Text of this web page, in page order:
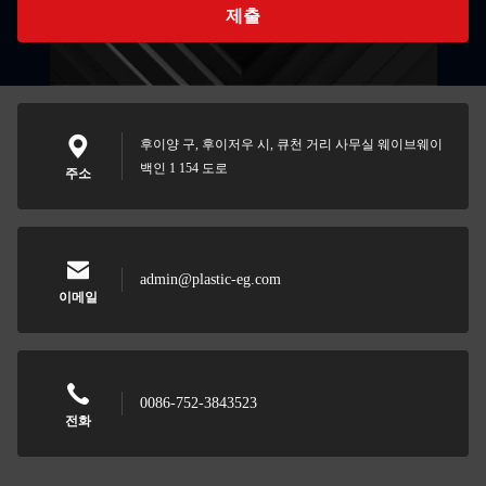
제출
주소
후이양 구, 후이저우 시, 큐천 거리 사무실 웨이브웨이
백인 1 154 도로
이메일
admin@plastic-eg.com
전화
0086-752-3843523